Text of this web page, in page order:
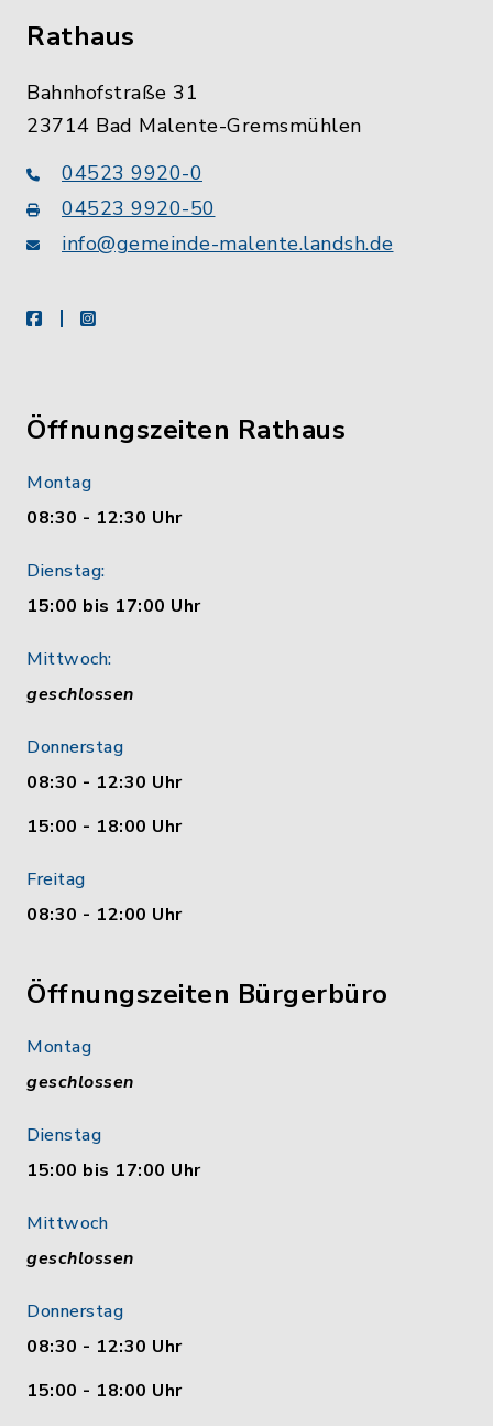
Rathaus
Bahnhofstraße 31
23714 Bad Malente-Gremsmühlen
04523 9920-0
04523 9920-50
info@gemeinde-malente.landsh.de
facebookinstagram
Öffnungszeiten Rathaus
Montag
08:30 - 12:30 Uhr
Dienstag:
15:00 bis 17:00 Uhr
Mittwoch:
geschlossen
Donnerstag
08:30 - 12:30 Uhr
15:00 - 18:00 Uhr
Freitag
08:30 - 12:00 Uhr
Öffnungszeiten Bürgerbüro
Montag
geschlossen
Dienstag
15:00 bis 17:00 Uhr
Mittwoch
geschlossen
Donnerstag
08:30 - 12:30 Uhr
15:00 - 18:00 Uhr